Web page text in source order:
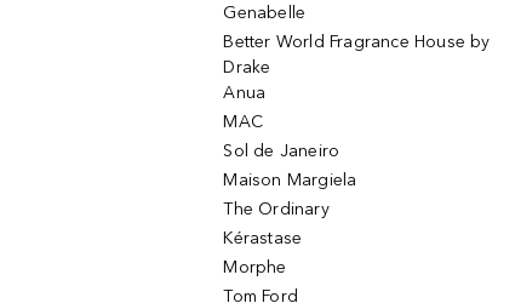
Genabelle
Better World Fragrance House by
Drake
Anua
MAC
Sol de Janeiro
Maison Margiela
The Ordinary
Kérastase
Morphe
Tom Ford